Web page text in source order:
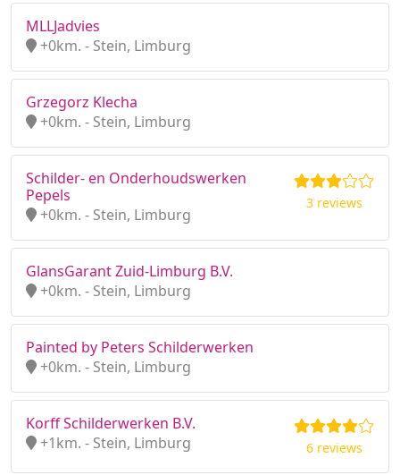
MLLJadvies
+0km. - Stein, Limburg
Grzegorz Klecha
+0km. - Stein, Limburg
Schilder- en Onderhoudswerken
Pepels
+0km. - Stein, Limburg
3 reviews
GlansGarant Zuid-Limburg B.V.
+0km. - Stein, Limburg
Painted by Peters Schilderwerken
+0km. - Stein, Limburg
Korff Schilderwerken B.V.
+1km. - Stein, Limburg
6 reviews